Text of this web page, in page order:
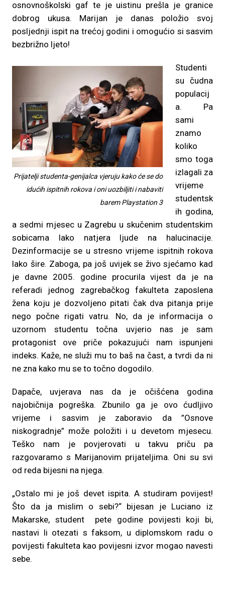
osnovnoškolski gaf te je uistinu prešla je granice
dobrog ukusa. Marijan je danas položio svoj
posljednji ispit na trećoj godini i omogućio si sasvim
bezbrižno ljeto!
Prijatelji studenta-genijalca vjeruju kako će se do
idućih ispitnih rokova i oni uozbiljiti i nabaviti
barem Playstation 3
Studenti
su čudna
populacij
a. Pa
sami
znamo
koliko
smo toga
izlagali za
vrijeme
studentsk
ih godina,
a sedmi mjesec u Zagrebu u skučenim studentskim
sobicama lako natjera ljude na halucinacije.
Dezinformacije se u stresno vrijeme ispitnih rokova
lako šire. Zaboga, pa još uvijek se živo sjećamo kad
je davne 2005. godine procurila vijest da je na
referadi jednog zagrebačkog fakulteta zaposlena
žena koju je dozvoljeno pitati čak dva pitanja prije
nego počne rigati vatru. No, da je informacija o
uzornom studentu točna uvjerio nas je sam
protagonist ove priče pokazujući nam ispunjeni
indeks. Kaže, ne služi mu to baš na čast, a tvrdi da ni
ne zna kako mu se to točno dogodilo.
Dapače, uvjerava nas da je očišćena godina
najobičnija pogreška. Zbunilo ga je ovo ćudljivo
vrijeme i sasvim je zaboravio da ”Osnove
niskogradnje” može položiti i u devetom mjesecu.
Teško nam je povjerovati u takvu priču pa
razgovaramo s Marijanovim prijateljima. Oni su svi
od reda bijesni na njega.
„Ostalo mi je još devet ispita. A studiram povijest!
Što da ja mislim o sebi?“ bijesan je Luciano iz
Makarske, student pete godine povijesti koji bi,
nastavi li otezati s faksom, u diplomskom radu o
povijesti fakulteta kao povijesni izvor mogao navesti
sebe.